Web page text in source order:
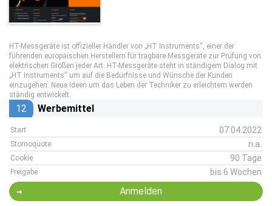
HT-Messgeräte ist offizieller Händler von „HT Instruments“, einer der
führenden europäischen Herstellern für tragbare Messgeräte zur Prüfung von
elektrischen Größen jeder Art. HT-Messgeräte steht in ständigem Dialog mit
„HT Instruments“ um auf die Bedürfnisse und Wünsche der Kunden
einzugehen. Neue Ideen um das Leben der Techniker zu erleichtern werden
ständig entwickelt.
12 Werbemittel
Start 07.04.2022
Stornoquote n.a.
Cookie 90 Tage
Freigabe bis 6 Wochen
Anmelden